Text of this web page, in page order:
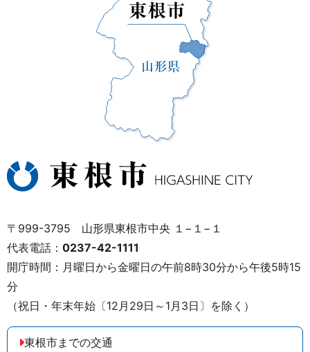
〒999-3795 山形県東根市中央 １−１−１
代表電話： 0237-42-1111
開庁時間：月曜日から金曜日の午前8時30分から午後5時15
分
（祝日・年末年始〔12月29日～1月3日〕を除く）
東根市までの交通